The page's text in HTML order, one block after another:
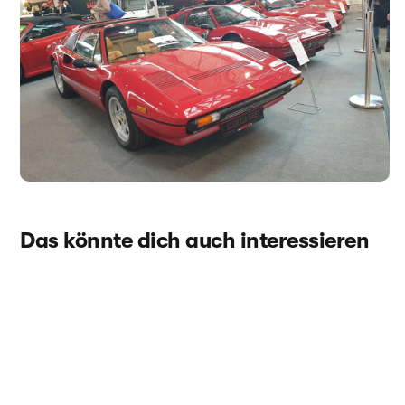
Stuttgart 2023
27. Februar 2023
Ob klassische Fahrzeuge, Youngtimer oder
(Super)Sportwagen – auch in diesem Jahr ließ die
Oldtimer-Messe Retro Classics Stuttgart wieder...
Das könnte dich auch interessieren